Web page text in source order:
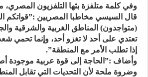
وفي كلمة متلفزة بثها التلفزيون المصري،
قال السيسي مخاطبا المصريين :”قواتكم
(متواجدون) المناطق الغربية والشرقية
تعتدي على أحد لا تغزو أحد، وإنما تحمي
إذا تطلب الأمر مع المنطقة”.
وأضاف :”الحاجة إلى قوة عربية موجودة
وضروة ملحة لأن التحديات التي تقابل